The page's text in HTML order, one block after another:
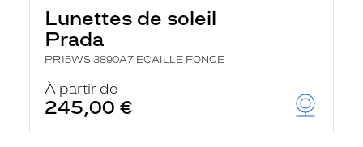
Lunettes de soleil
Prada
PR15WS 3890A7 ECAILLE FONCE
À partir de
245,00 €